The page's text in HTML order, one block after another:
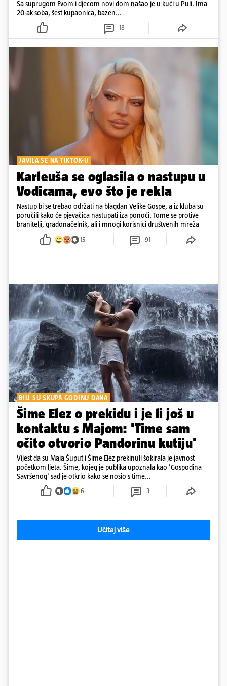
Sa suprugom Evom i djecom novi dom našao je u kući u Puli. Ima
20-ak soba, šest kupaonica, bazen...
18
JAVILA SE NA TIKTOK-U
Karleuša se oglasila o nastupu u
Vodicama, evo što je rekla
Nastup bi se trebao održati na blagdan Velike Gospe, a iz kluba su
poručili kako će pjevačica nastupati iza ponoći. Tome se protive
branitelji, gradonačelnik, ali i mnogi korisnici društvenih mreža
15 91
BILI SU SKUPA GODINU DANA
Šime Elez o prekidu i je li još u
kontaktu s Majom: 'Time sam
očito otvorio Pandorinu kutiju'
Vijest da su Maja Šuput i Šime Elez prekinuli šokirala je javnost
početkom ljeta. Šime, kojeg je publika upoznala kao 'Gospodina
Savršenog' sad je otkrio kako se nosio s time...
6 3
Učitaj više